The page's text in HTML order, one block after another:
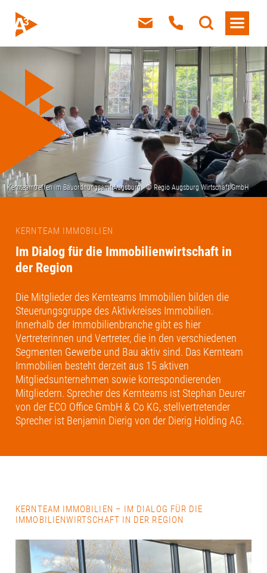
KERNTEAM IMMOBILIEN
Im Dialog für die Immobilienwirtschaft in
der Region
Die Mitglieder des Kernteams Immobilien bilden die
Steuerungsgruppe des Aktivkreises Immobilien.
Innerhalb der Immobilienbranche gibt es hier
Vertreterinnen und Vertreter, die in den verschiedenen
Segmenten Gewerbe und Bau aktiv sind. Das Kernteam
Immobilien besteht derzeit aus 15 aktiven
Mitgliedsunternehmen sowie korrespondierenden
Mitgliedern. Sprecher des Kernteams ist Stephan Deurer
von der ECO Office GmbH & Co KG, stellvertretender
Sprecher ist Benjamin Dierig von der Dierig Holding AG.
KERNTEAM IMMOBILIEN – IM DIALOG FÜR DIE
IMMOBILIENWIRTSCHAFT IN DER REGION